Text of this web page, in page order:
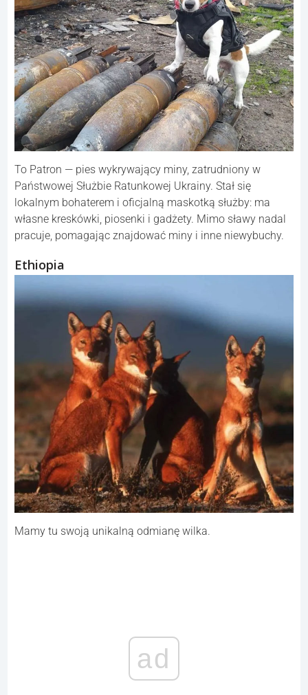
To Patron — pies wykrywający miny, zatrudniony w
Państwowej Służbie Ratunkowej Ukrainy. Stał się
lokalnym bohaterem i oficjalną maskotką służby: ma
własne kreskówki, piosenki i gadżety. Mimo sławy nadal
pracuje, pomagając znajdować miny i inne niewybuchy.
Ethiopia
Mamy tu swoją unikalną odmianę wilka.
ad